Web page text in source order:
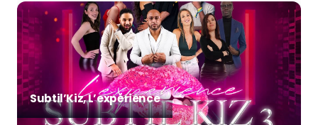
Subtil’Kiz, L’expérience